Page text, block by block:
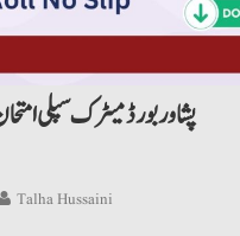
پشاور بورڈ میٹرک سپلی
Talha Hussaini